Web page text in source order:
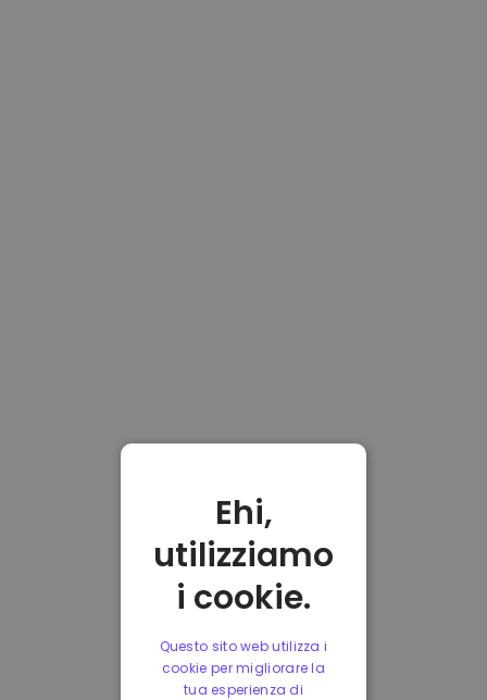
Ehi,
utilizziamo
i cookie.
Questo sito web utilizza i
cookie per migliorare la
tua esperienza di